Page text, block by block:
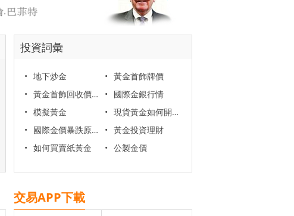
投資詞彙
• 地下炒金 • 黃金首飾牌價
•
黃金首飾回收價格 •
國際金銀行情
• 模擬黃金 •
現貨黃金如何開戶
•
國際金價暴跌原因 • 黃金投資理財
• 如何買賣紙黃金 • 公製金價
交易APP下載